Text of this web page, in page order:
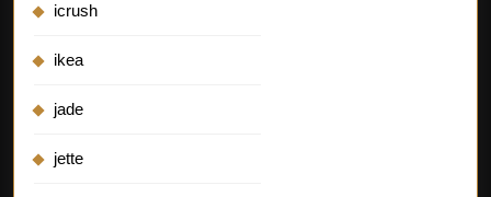
icrush
ikea
jade
jette